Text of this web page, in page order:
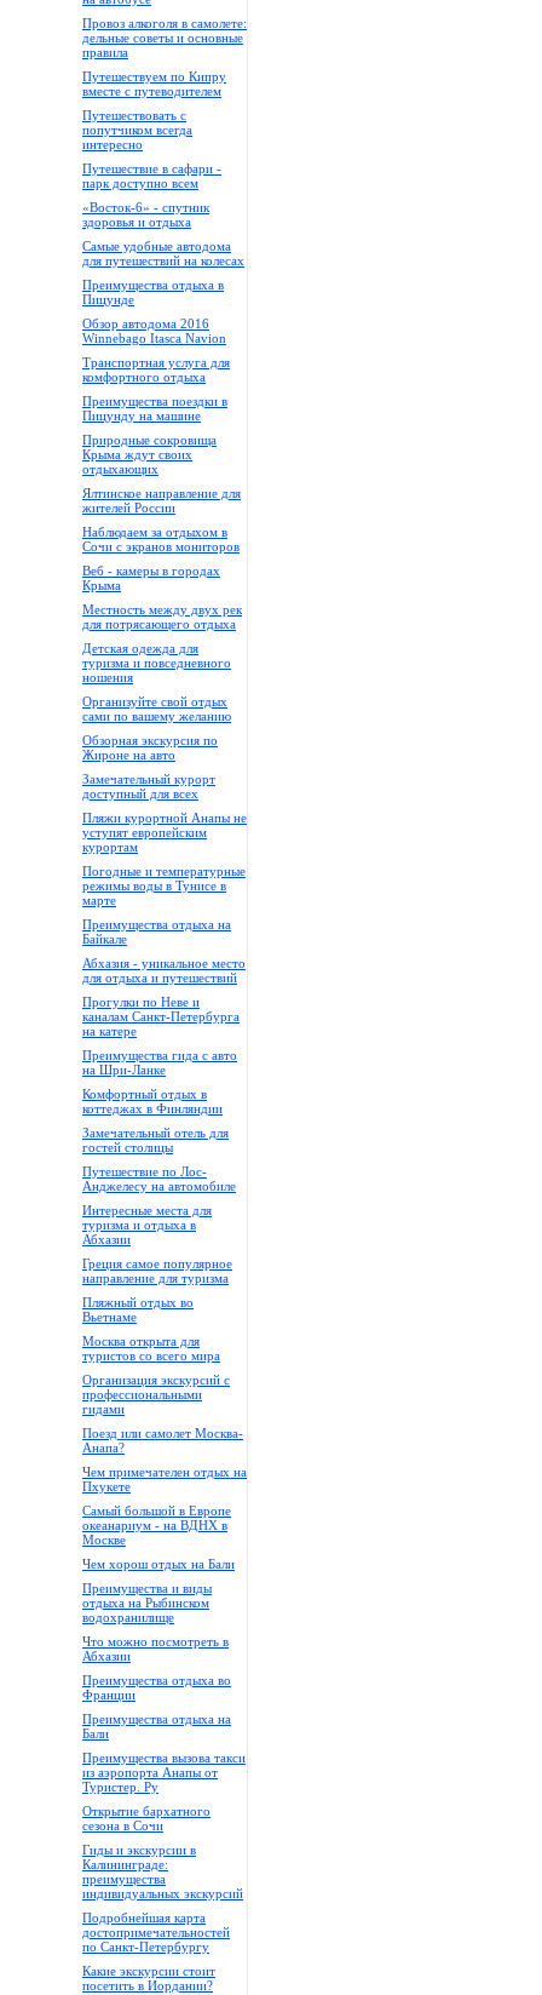
Провоз алкоголя в самолете:
дельные советы и основные
правила
Путешествуем по Кипру
вместе с путеводителем
Путешествовать с
попутчиком всегда
интересно
Путешествие в сафари -
парк доступно всем
«Восток-6» - спутник
здоровья и отдыха
Самые удобные автодома
для путешествий на колесах
Преимущества отдыха в
Пицунде
Обзор автодома 2016
Winnebago Itasca Navion
Транспортная услуга для
комфортного отдыха
Преимущества поездки в
Пицунду на машине
Природные сокровища
Крыма ждут своих
отдыхающих
Ялтинское направление для
жителей России
Наблюдаем за отдыхом в
Сочи с экранов мониторов
Веб - камеры в городах
Крыма
Местность между двух рек
для потрясающего отдыха
Детская одежда для
туризма и повседневного
ношения
Организуйте свой отдых
сами по вашему желанию
Обзорная экскурсия по
Жироне на авто
Замечательный курорт
доступный для всех
Пляжи курортной Анапы не
уступят европейским
курортам
Погодные и температурные
режимы воды в Тунисе в
марте
Преимущества отдыха на
Байкале
Абхазия - уникальное место
для отдыха и путешествий
Прогулки по Неве и
каналам Санкт-Петербурга
на катере
Преимущества гида с авто
на Шри-Ланке
Комфортный отдых в
коттеджах в Финляндии
Замечательный отель для
гостей столицы
Путешествие по Лос-
Анджелесу на автомобиле
Интересные места для
туризма и отдыха в
Абхазии
Греция самое популярное
направление для туризма
Пляжный отдых во
Вьетнаме
Москва открыта для
туристов со всего мира
Организация экскурсий с
профессиональными
гидами
Поезд или самолет Москва-
Анапа?
Чем примечателен отдых на
Пхукете
Самый большой в Европе
океанариум - на ВДНХ в
Москве
Чем хорош отдых на Бали
Преимущества и виды
отдыха на Рыбинском
водохранилище
Что можно посмотреть в
Абхазии
Преимущества отдыха во
Франции
Преимущества отдыха на
Бали
Преимущества вызова такси
из аэропорта Анапы от
Туристер. Ру
Открытие бархатного
сезона в Сочи
Гиды и экскурсии в
Калининграде:
преимущества
индивидуальных экскурсий
Подробнейшая карта
достопримечательностей
по Санкт-Петербургу
Какие экскурсии стоит
посетить в Иордании?